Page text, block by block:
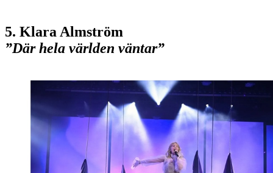
5. Klara Almström
”Där hela världen väntar”